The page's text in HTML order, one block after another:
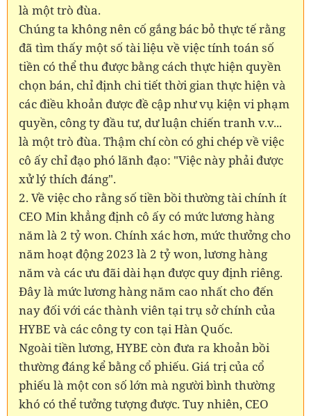
là một trò đùa.
Chúng ta không nên cố gắng bác bỏ thực tế rằng
đã tìm thấy một số tài liệu về việc tính toán số
tiền có thể thu được bằng cách thực hiện quyền
chọn bán, chỉ định chi tiết thời gian thực hiện và
các điều khoản được đề cập như vụ kiện vi phạm
quyền, công ty đầu tư, dư luận chiến tranh v.v...
là một trò đùa. Thậm chí còn có ghi chép về việc
cô ấy chỉ đạo phó lãnh đạo: "Việc này phải được
xử lý thích đáng".
2. Về việc cho rằng số tiền bồi thường tài chính ít
CEO Min khẳng định cô ấy có mức lương hàng
năm là 2 tỷ won. Chính xác hơn, mức thưởng cho
năm hoạt động 2023 là 2 tỷ won, lương hàng
năm và các ưu đãi dài hạn được quy định riêng.
Đây là mức lương hàng năm cao nhất cho đến
nay đối với các thành viên tại trụ sở chính của
HYBE và các công ty con tại Hàn Quốc.
Ngoài tiền lương, HYBE còn đưa ra khoản bồi
thường đáng kể bằng cổ phiếu. Giá trị của cổ
phiếu là một con số lớn mà người bình thường
khó có thể tưởng tượng được. Tuy nhiên, CEO